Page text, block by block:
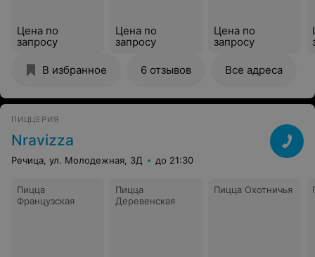
Цена по
запросу
Цена по
запросу
Цена по
запросу
В избранное 6 отзывов Все адреса
ПИЦЦЕРИЯ
Nravizza
Речица, ул. Молодежная, 3Д до 21:30
Пицца
Французская
Пицца
Деревенская
Пицца Охотничья